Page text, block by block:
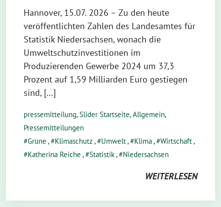
Hannover, 15.07. 2026 – Zu den heute
veröffentlichten Zahlen des Landesamtes für
Statistik Niedersachsen, wonach die
Umweltschutzinvestitionen im
Produzierenden Gewerbe 2024 um 37,3
Prozent auf 1,59 Milliarden Euro gestiegen
sind, […]
pressemitteilung,Slider Startseite,Allgemein,
Pressemitteilungen
Grüne , Klimaschutz , Umwelt, Klima, Wirtschaft,
Katherina Reiche , Statistik, Niedersachsen
WEITERLESEN